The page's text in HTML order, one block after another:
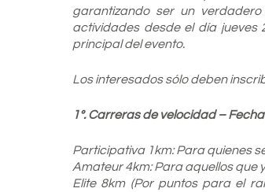
garantizando ser un
actividades desde el día
principal del evento.
Los interesados sólo deben
1º. Carreras de velocidad –
Participativa 1km: Para quienes
Amateur 4km: Para aquellos
Elite 8km (Por puntos para el